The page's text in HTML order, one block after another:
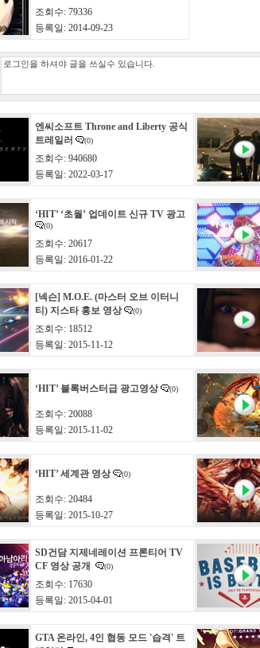
조회수: 79336
등록일: 2014-09-23
엔씨소프트 Throne and Liberty 공식
트레일러
(0)
조회수: 940680
등록일: 2022-03-17
‘HIT’ ‘초월’ 업데이트 신규 TV 광고
(0)
조회수: 20617
등록일: 2016-01-22
[넥슨] M.O.E. (마스터 오브 이터니
티) 지스타 홍보 영상
(0)
조회수: 18512
등록일: 2015-11-12
‘HIT’ 블록버스터급 광고영상 (0)
조회수: 20088
등록일: 2015-11-02
‘HIT’ 세계관 영상 (0)
조회수: 20484
등록일: 2015-10-27
SD건담 지제네레이션 프론티어 TV
CF 영상 공개
(0)
조회수: 17630
등록일: 2015-04-01
GTA 온라인, 4인 협동 모드 '습격' 트